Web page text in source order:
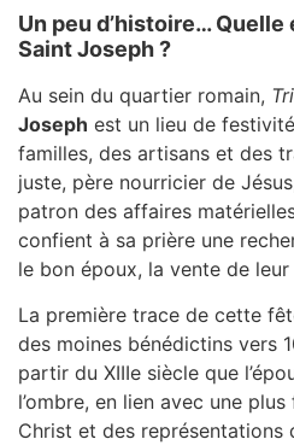
Un peu d’histoire… Quelle
Saint Joseph ?
Au sein du quartier romain,
Joseph est un lieu de
familles, des artisans et des
juste, père nourricier de
patron des affaires
confient à sa prière une
le bon époux, la vente de
La première trace de cette
des moines bénédictins vers
partir du XIIIe siècle que
l’ombre, en lien avec une
Christ et des représentations